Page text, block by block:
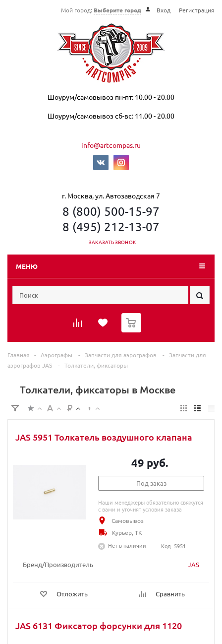
Мой город: Выберите город Вход Регистрация
Шоурум/самовывоз пн-пт: 10.00 - 20.00
Шоурум/самовывоз сб-вс: 11.00 - 20.00
info@artcompas.ru
г. Москва, ул. Автозаводская 7
8 (800) 500-15-97
8 (495) 212-13-07
ЗАКАЗАТЬ ЗВОНОК
МЕНЮ
0
Главная - Аэрографы - Запчасти для аэрографов -
Запчасти для
аэрографов JAS
- Толкатели, фиксаторы
Толкатели, фиксаторы в Москве
JAS 5951 Толкатель воздушного клапана
Бренд/Производитель JAS
Отложить Сравнить
49 руб.
Под заказ
Наши менеджеры обязательно свяжутся
с вами и уточнят условия заказа
Самовывоз
Курьер, ТК
Нет в наличии
Код: 5951
JAS 6131 Фиксатор форсунки для 1120